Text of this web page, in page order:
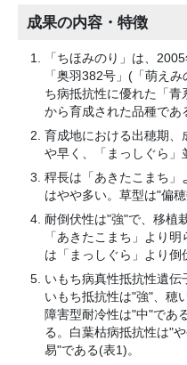
成果の内容・特徴
「ちほみのり」は、
「奥羽382号」(「萌え
ち病抵抗性に優れた「
から育成された品種であ
育成地における出穂期
や早く、「まっしぐら」
稈長は「あきたこまち」
はやや多い。草型は"偏
耐倒伏性は"強"で、移植
「あきたこまち」より
は「まっしぐら」より倒
いもち病真性抵抗性遺伝
いもち抵抗性は"強"、穂
障害型耐冷性は"中"であ
る。白葉枯病抵抗性は"
易"である(表1)。